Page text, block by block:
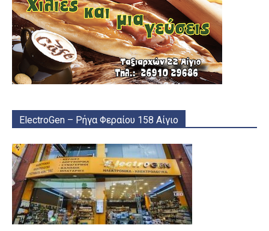
ElectroGen – Ρήγα Φεραίου 158 Αίγιο